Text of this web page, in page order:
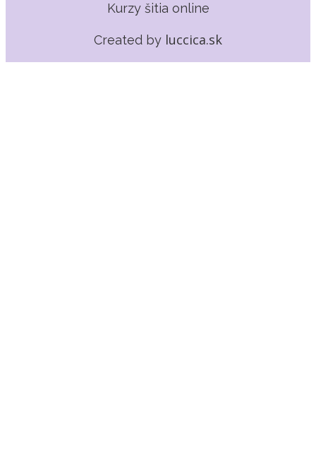
Kurzy šitia online
Created by luccica.sk